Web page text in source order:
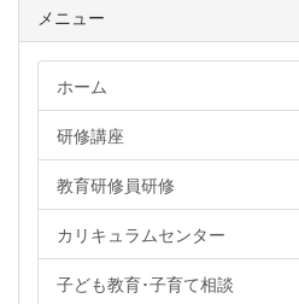
メニュー
ホーム
研修講座
教育研修員研修
カリキュラムセンター
子ども教育･子育て相談